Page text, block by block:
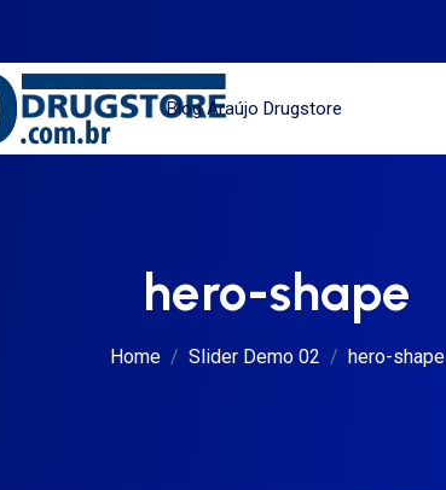
Blog Araújo Drugstore
hero-shape
Home Slider Demo 02 hero-shape